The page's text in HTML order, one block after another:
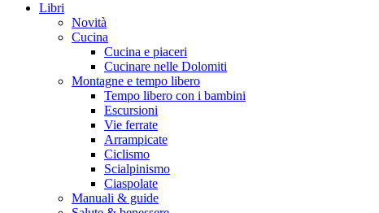
Libri
Novità
Cucina
Cucina e piaceri
Cucinare nelle Dolomiti
Montagne e tempo libero
Tempo libero con i bambini
Escursioni
Vie ferrate
Arrampicate
Ciclismo
Scialpinismo
Ciaspolate
Manuali & guide